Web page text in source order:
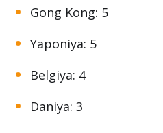
Gong Kong: 5
Yaponiya: 5
Belgiya: 4
Daniya: 3